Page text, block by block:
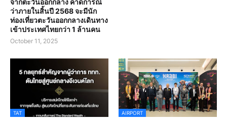
ว่าภายในสิ้นปี 2568 จะมีนัก
ท่องเที่ยวตะวันออกกลางเดินทาง
เข้าประเทศไทยกว่า 1 ล้านคน
October 11, 2025
TAT AIRPORT